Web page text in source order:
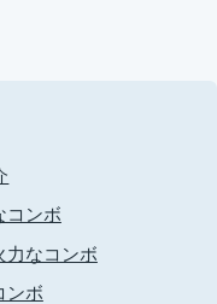
コンボ
力なコンボ
ンボ